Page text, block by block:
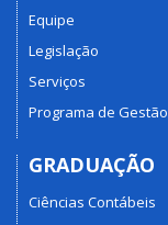
Equipe
Legislação
Serviços
Programa de Gestão
GRADUAÇÃO
Ciências Contábeis